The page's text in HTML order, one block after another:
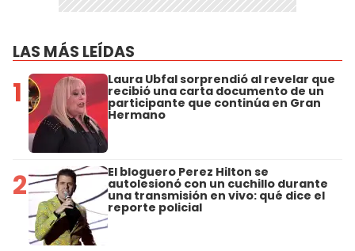
LAS MÁS LEÍDAS
1 Laura Ubfal sorprendió al revelar que
recibió una carta documento de un
participante que continúa en Gran
Hermano
2 El bloguero Perez Hilton se
autolesionó con un cuchillo durante
una transmisión en vivo: qué dice el
reporte policial